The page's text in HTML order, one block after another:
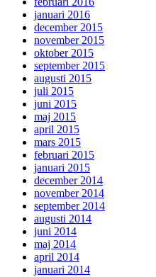
januari 2016
december 2015
november 2015
oktober 2015
september 2015
augusti 2015
juli 2015
juni 2015
maj 2015
april 2015
mars 2015
februari 2015
januari 2015
december 2014
november 2014
september 2014
augusti 2014
juni 2014
maj 2014
april 2014
januari 2014